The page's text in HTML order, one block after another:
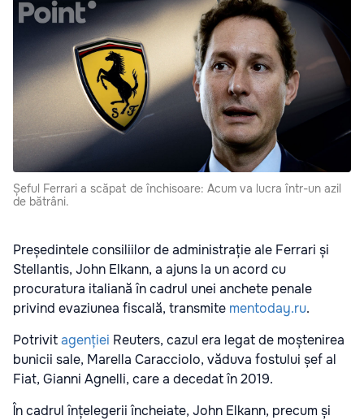
Șeful Ferrari a scăpat de închisoare: Acum va lucra într-un azil
de bătrâni.
Președintele consiliilor de administrație ale Ferrari și
Stellantis, John Elkann, a ajuns la un acord cu
procuratura italiană în cadrul unei anchete penale
privind evaziunea fiscală, transmite mentoday.ru.
Potrivitagenției Reuters, cazul era legat de moștenirea
bunicii sale, Marella Caracciolo, văduva fostului șef al
Fiat, Gianni Agnelli, care a decedat în 2019.
În cadrul înțelegerii încheiate, John Elkann, precum și